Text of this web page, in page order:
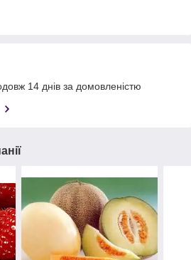
14 днів за домовленістю